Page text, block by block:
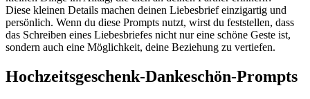
Diese kleinen Details machen deinen Liebesbrief einzigartig und
persönlich. Wenn du diese Prompts nutzt, wirst du feststellen, dass
das Schreiben eines Liebesbriefes nicht nur eine schöne Geste ist,
sondern auch eine Möglichkeit, deine Beziehung zu vertiefen.
Hochzeitsgeschenk-Dankeschön-Prompts